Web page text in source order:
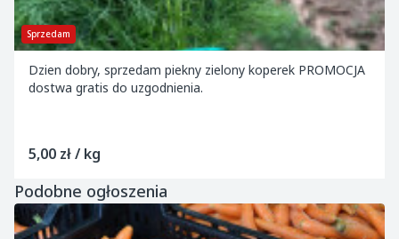
Sprzedam
Dzien dobry, sprzedam piekny zielony koperek PROMOCJA
dostwa gratis do uzgodnienia.
5,00 zł / kg
Podobne ogłoszenia